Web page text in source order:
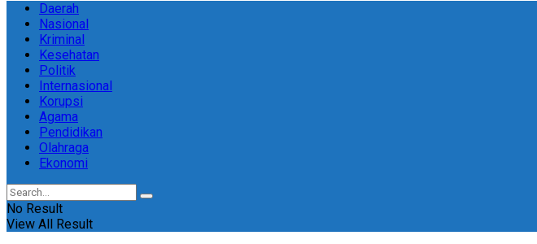
Daerah
Nasional
Kriminal
Kesehatan
Politik
Internasional
Korupsi
Agama
Pendidikan
Olahraga
Ekonomi
No Result
View All Result